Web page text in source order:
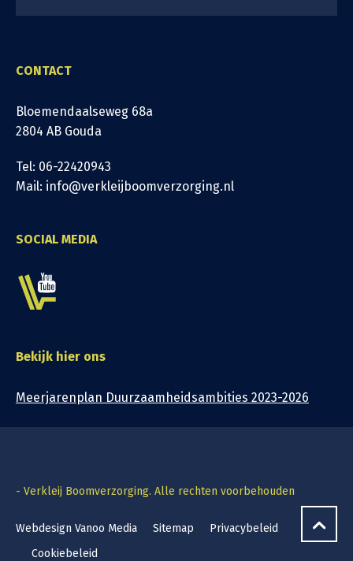
CONTACT
Bloemendaalseweg 68a
2804 AB Gouda
Tel: 06-22420943
Mail: info@verkleijboomverzorging.nl
SOCIAL MEDIA
Bekijk hier ons
Meerjarenplan Duurzaamheidsambities 2023-2026
- Verkleij Boomverzorging. Alle rechten voorbehouden
Webdesign Vanoo Media Sitemap
Privacybeleid
Cookiebeleid